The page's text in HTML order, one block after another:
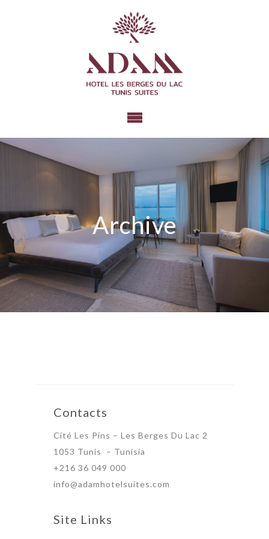
Archive
Contacts
Cité Les Pins – Les Berges Du Lac 2
1053 Tunis – Tunisia
+216 36 049 000
info@adamhotelsuites.com
Site Links